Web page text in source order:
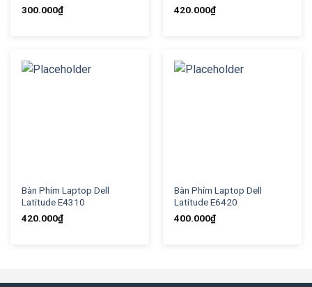
300.000₫
420.000₫
Bàn Phím Laptop Dell
Latitude E4310
420.000₫
Bàn Phím Laptop Dell
Latitude E6420
400.000₫